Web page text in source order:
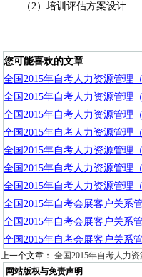
（2）培训评估方案设计
您可能喜欢的文章
全国2015年自考人力资源管理
全国2015年自考人力资源管理
全国2015年自考人力资源管理
全国2015年自考人力资源管理
全国2015年自考人力资源管理
全国2015年自考人力资源管理
全国2015年自考人力资源管理
全国2015年自考会展客户关系
全国2015年自考会展客户关系
全国2015年自考会展客户关系
上一个文章： 全国2015年自考人力
网站版权与免责声明